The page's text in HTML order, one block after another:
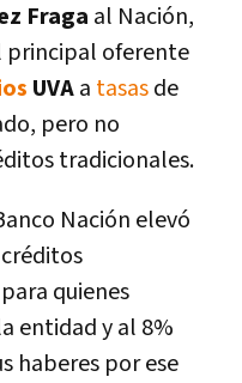
Fraga al Nación,
principal oferente
UVAa tasasde
pero no
tradicionales.
Nación elevó
quienes
entidad y al 8%
haberes por ese